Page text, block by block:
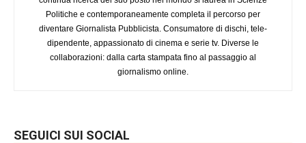
Politiche e contemporaneamente completa il percorso per
diventare Giornalista Pubblicista. Consumatore di dischi, tele-
dipendente, appassionato di cinema e serie tv. Diverse le
collaborazioni: dalla carta stampata fino al passaggio al
giornalismo online.
SEGUICI SUI SOCIAL